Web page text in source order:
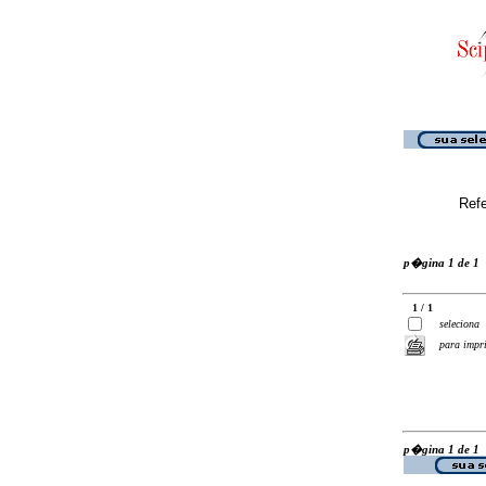
p�gina 1 de 1
1 / 1
seleciona
para
p�gina 1 de 1